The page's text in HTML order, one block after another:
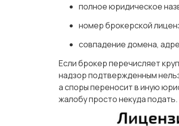
полное юридическое
номер брокерской
совпадение домена,
Если брокер перечисляет
надзор подтвержденным
а споры переносит в иную
жалобу просто некуда подать.